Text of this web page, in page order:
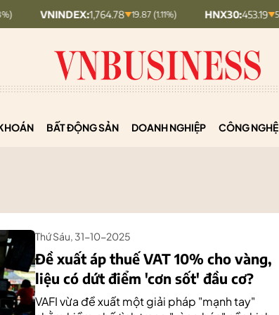
1,764.78 19.87 (1.11%) HNX30: 453.19 5.87 (1.28%)
BẤT ĐỘNG SẢN DOANH NGHIỆP CÔNG NGHỆ
Thứ Sáu, 31-10-2025
Đề xuất áp thuế VAT 10% cho vàng,
liệu có dứt điểm 'cơn sốt' đầu cơ?
VAFI vừa đề xuất một giải pháp "mạnh tay"